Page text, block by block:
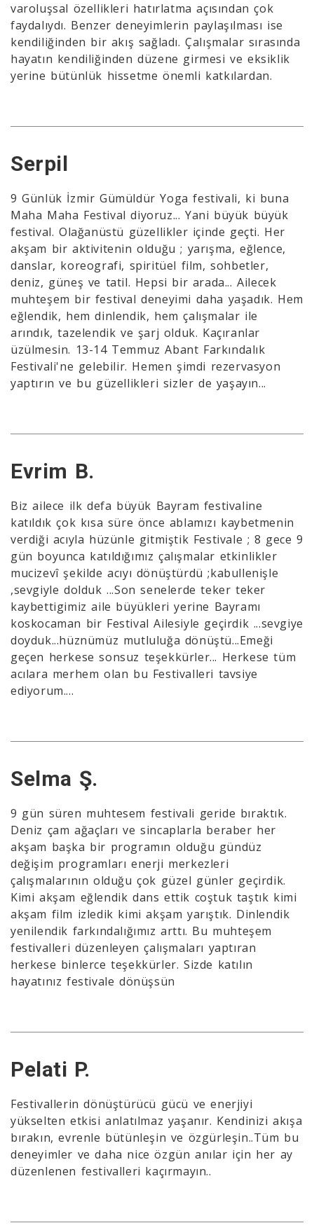
varoluşsal özellikleri hatırlatma açısından çok
faydalıydı. Benzer deneyimlerin paylaşılması ise
kendiliğinden bir akış sağladı. Çalışmalar sırasında
hayatın kendiliğinden düzene girmesi ve eksiklik
yerine bütünlük hissetme önemli katkılardan.
Serpil
9 Günlük İzmir Gümüldür Yoga festivali, ki buna
Maha Maha Festival diyoruz... Yani büyük büyük
festival. Olağanüstü güzellikler içinde geçti. Her
akşam bir aktivitenin olduğu ; yarışma, eğlence,
danslar, koreografi, spiritüel film, sohbetler,
deniz, güneş ve tatil. Hepsi bir arada... Ailecek
muhteşem bir festival deneyimi daha yaşadık. Hem
eğlendik, hem dinlendik, hem çalışmalar ile
arındık, tazelendik ve şarj olduk. Kaçıranlar
üzülmesin. 13-14 Temmuz Abant Farkındalık
Festivali'ne gelebilir. Hemen şimdi rezervasyon
yaptırın ve bu güzellikleri sizler de yaşayın...
Evrim B.
Biz ailece ilk defa büyük Bayram festivaline
katıldık çok kısa süre önce ablamızı kaybetmenin
verdiği acıyla hüzünle gitmiştik Festivale ; 8 gece 9
gün boyunca katıldığımız çalışmalar etkinlikler
mucizevî şekilde acıyı dönüştürdü ;kabullenişle
,sevgiyle dolduk ...Son senelerde teker teker
kaybettigimiz aile büyükleri yerine Bayramı
koskocaman bir Festival Ailesiyle geçirdik ...sevgiye
doyduk...hüznümüz mutluluğa dönüştü...Emeği
geçen herkese sonsuz teşekkürler... Herkese tüm
acılara merhem olan bu Festivalleri tavsiye
ediyorum....
Selma Ş.
9 gün süren muhtesem festivali geride bıraktık.
Deniz çam ağaçları ve sincaplarla beraber her
akşam başka bir programın olduğu gündüz
değişim programları enerji merkezleri
çalışmalarının olduğu çok güzel günler geçirdik.
Kimi akşam eğlendik dans ettik coştuk taştık kimi
akşam film izledik kimi akşam yarıştık. Dinlendik
yenilendik farkındalığımız arttı. Bu muhteşem
festivalleri düzenleyen çalışmaları yaptıran
herkese binlerce teşekkürler. Sizde katılın
hayatınız festivale dönüşsün
Pelati P.
Festivallerin dönüştürücü gücü ve enerjiyi
yükselten etkisi anlatılmaz yaşanır. Kendinizi akışa
bırakın, evrenle bütünleşin ve özgürleşin..Tüm bu
deneyimler ve daha nice özgün anılar için her ay
düzenlenen festivalleri kaçırmayın..